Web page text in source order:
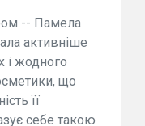
-- Памела
активніше
і жодного
що
її
себе такою